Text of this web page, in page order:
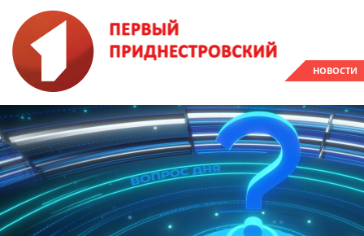
НОВОСТИ